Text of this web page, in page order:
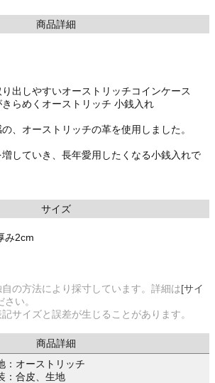
商品詳細
出しやすいオーストリッチコインケース
らめくオーストリッチ 小銭入れ
、オーストリッチの革を使用しました。
していき、長年愛用したくなる小銭入れで
サイズ
み2cm
の方法により採寸しています。詳細は[サイ
い。
サイズと誤差が生じることがあります。
商品詳細
：オーストリッチ
：合皮、生地